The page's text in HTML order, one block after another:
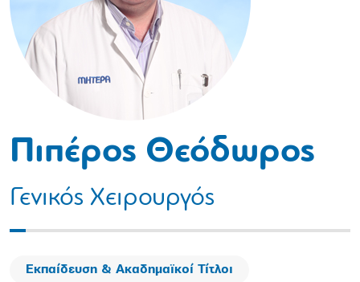
Πιπέρος Θεόδωρος
Γενικός Χειρουργός
Εκπαίδευση & Ακαδημαϊκοί Τίτλοι